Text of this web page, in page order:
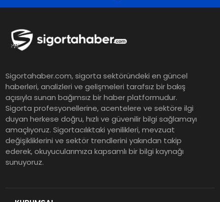
Finansal Sonuçlarını Açıkladı
Murat Bilim, ANA Sigorta Satış
Grup Müdürü Olarak Atandı
Tasarruf tercihi bölünüyor:
Mevduat kısa vadeyi, koruma
ürünleri uzun vadeyi tutuyor
Sigortahaber.com, sigorta sektöründeki en güncel
haberleri, analizleri ve gelişmeleri tarafsız bir bakış
açısıyla sunan bağımsız bir haber platformudur.
Sigorta profesyonellerine, acentelere ve sektöre ilgi
duyan herkese doğru, hızlı ve güvenilir bilgi sağlamayı
amaçlıyoruz. Sigortacılıktaki yenilikleri, mevzuat
değişikliklerini ve sektör trendlerini yakından takip
ederek, okuyucularımıza kapsamlı bir bilgi kaynağı
sunuyoruz.